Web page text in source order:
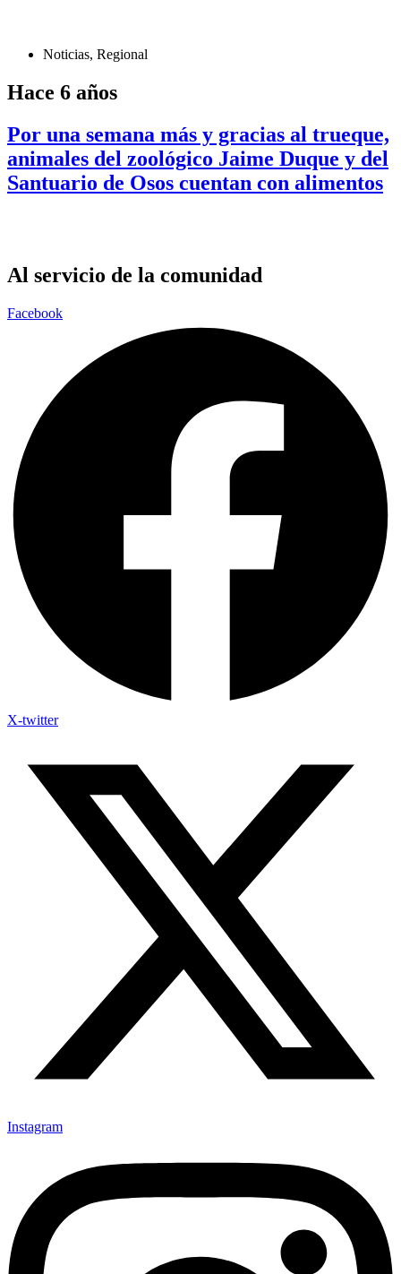
Noticias, Regional
Hace 6 años
Por una semana más y gracias al trueque,
animales del zoológico Jaime Duque y del
Santuario de Osos cuentan con alimentos
Al servicio de la comunidad
Facebook
X-twitter
Instagram